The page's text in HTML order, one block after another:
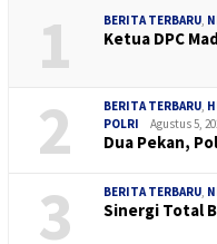
1 BERITA TERBARU,
Ketua DPC
2 BERITA TERBARU,
POLRI
Agustus 5,
Dua Pekan,
3 BERITA TERBARU,
Sinergi Total